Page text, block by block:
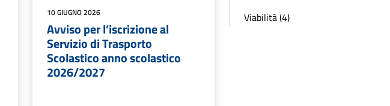
10 GIUGNO 2026
Avviso per l’iscrizione al
Servizio di Trasporto
Scolastico anno scolastico
2026/2027
Viabilità (4)